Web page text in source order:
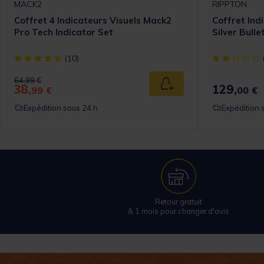
panier
MACK2
Coffret 4 Indicateurs Visuels Mack2
Pro Tech Indicator Set
[object Object] out of 5 Customer Rating
(10)
Price reduced from
64,99 €to
38,99 € Ajouter au panier
Expédition sous 24 h
RIPPTON
Coffret
Silver Bullet
[object
129,00 €
Expédition
Retour gratuit
& 1 mois pour changer d'avis